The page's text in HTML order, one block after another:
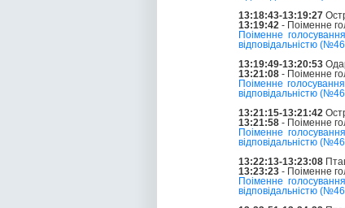
13:18:43-13:19:27
13:19:42 - Поіменне
Поіменне
відповідальністю
13:19:49-13:20:53
13:21:08 - Поіменне
Поіменне
відповідальністю
13:21:15-13:21:42
13:21:58 - Поіменне
Поіменне
відповідальністю
13:22:13-13:23:08
13:23:23 - Поіменне
Поіменне
відповідальністю